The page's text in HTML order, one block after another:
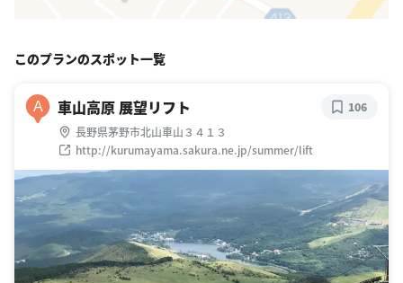
このプランのスポット一覧
A 車山高原 展望リフト
長野県茅野市北山車山３４１３
http://kurumayama.sakura.ne.jp/summer/lift
106